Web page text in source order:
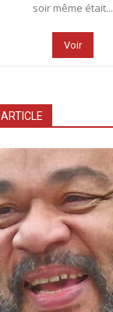
soir même était...
Voir